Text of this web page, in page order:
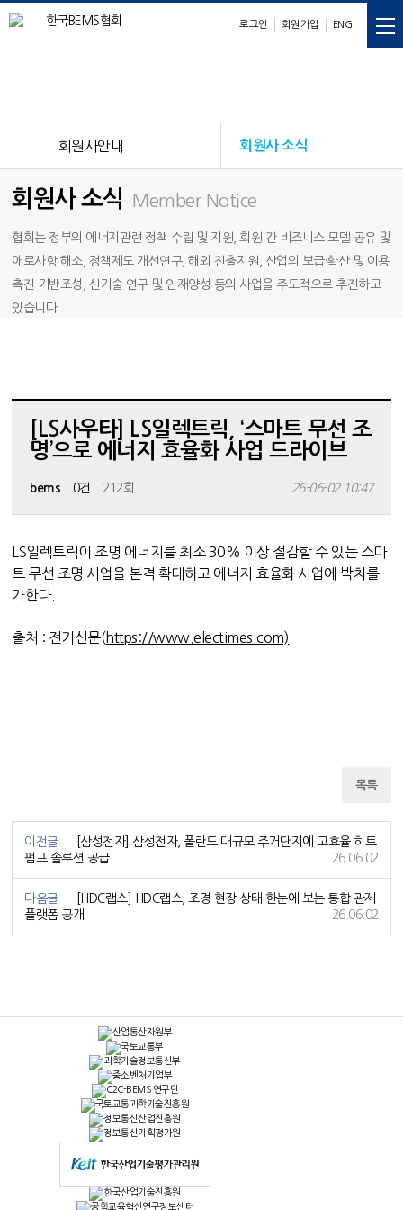
ENG
회원가입
로그인
회원사안내 회원사 소식
회원사 소식 Member Notice
협회는 정부의 에너지관련 정책 수립 및 지원, 회원 간 비즈니스 모델 공유 및
애로사항 해소, 정책제도 개선연구, 해외 진출지원, 산업의 보급·확산 및 이용
촉진 기반조성, 신기술 연구 및 인재양성 등의 사업을 주도적으로 추진하고
있습니다.
[LS사우타] LS일렉트릭, ‘스마트 무선 조
명’으로 에너지 효율화 사업 드라이브
bems 0건 212회 26-06-02 10:47
LS일렉트릭이 조명 에너지를 최소 30% 이상 절감할 수 있는 스마
트 무선 조명 사업을 본격 확대하고 에너지 효율화 사업에 박차를
가한다.
출처 : 전기신문(https://www.electimes.com)
목록
이전글
[삼성전자] 삼성전자, 폴란드 대규모 주거단지에 고효율 히트
펌프 솔루션 공급
26.06.02
다음글
[HDC랩스] HDC랩스, 조경 현장 상태 한눈에 보는 통합 관제
플랫폼 공개
26.06.02